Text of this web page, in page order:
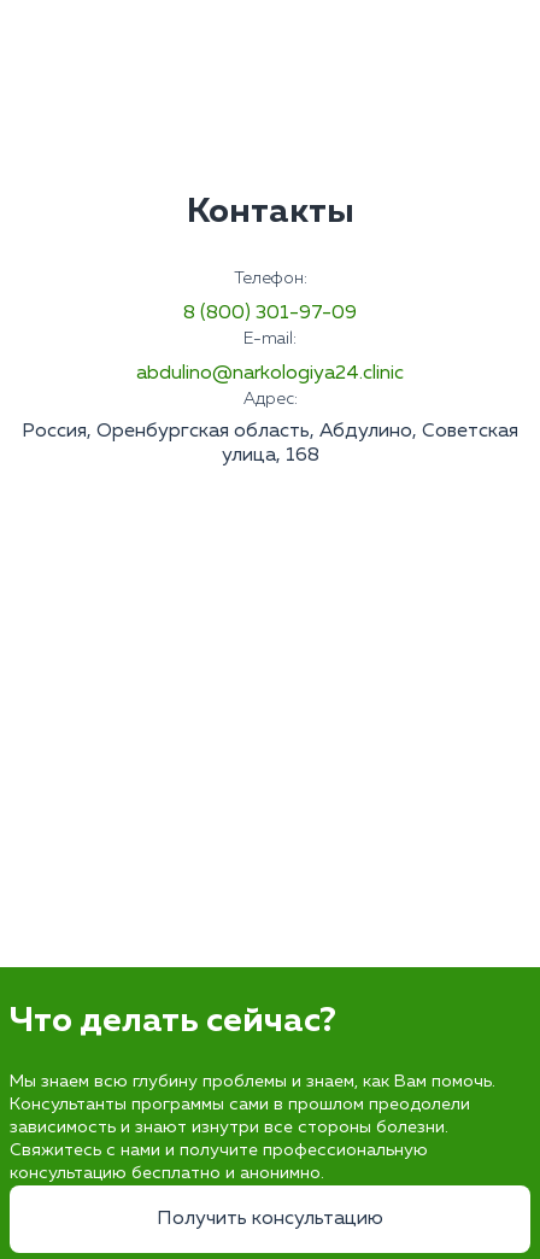
Контакты
Телефон:
8 (800) 301-97-09
E-mail:
abdulino@narkologiya24.clinic
Адрес:
Россия, Оренбургская область, Абдулино, Советская
улица, 168
Что делать сейчас?
Мы знаем всю глубину проблемы и знаем, как Вам помочь.
Консультанты программы сами в прошлом преодолели
зависимость и знают изнутри все стороны болезни.
Свяжитесь с нами и получите профессиональную
консультацию бесплатно и анонимно.
Получить консультацию